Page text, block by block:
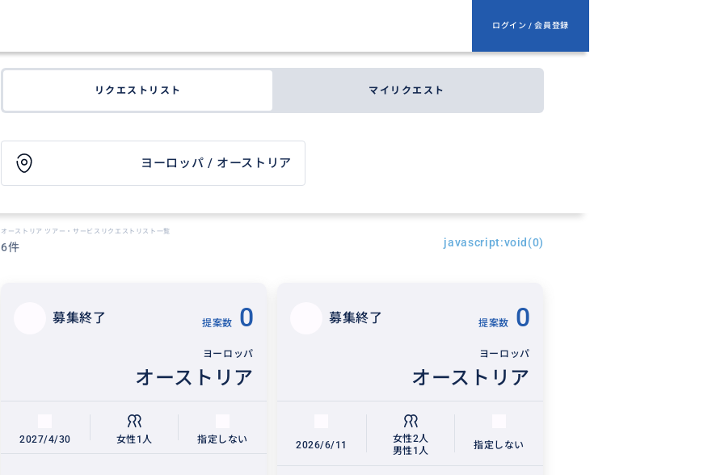
ログイン / 会員登録
リクエストリスト マイリクエスト
ヨーロッパ / オーストリア
オーストリア ツアー・サービスリクエストリスト一覧
6件 javascript:void(0)
募集終了 提案数 0
ヨーロッパ
オーストリア
2027/4/30 女性1人 指定しない
募集終了 提案数 0
ヨーロッパ
オーストリア
2026/6/11
女性2人
男性1人
指定しない